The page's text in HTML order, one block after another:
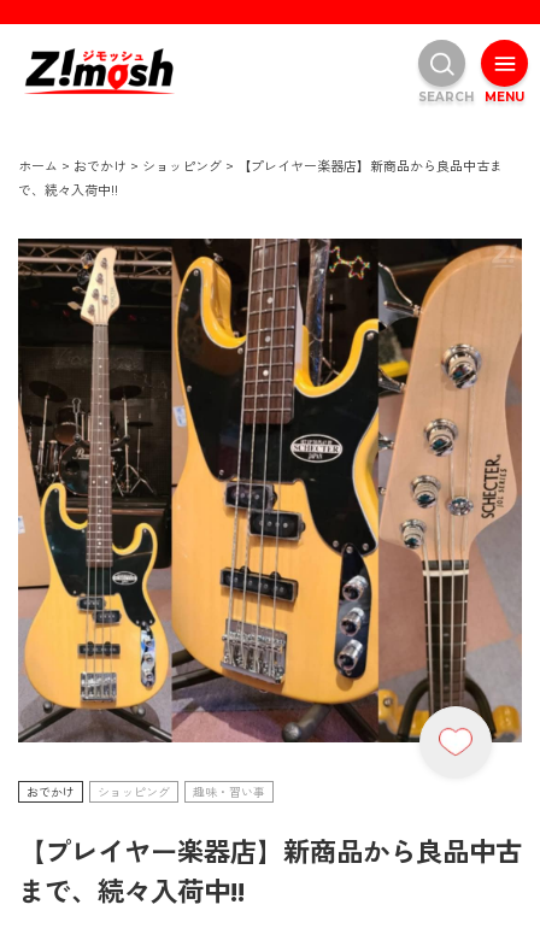
ホーム > おでかけ > ショッピング >
【プレイヤー楽器店】新商品から良品中古ま
で、続々入荷中!!
おでかけ ショッピング 趣味・習い事
【プレイヤー楽器店】新商品から良品中古
まで、続々入荷中!!
MENU
SEARCH